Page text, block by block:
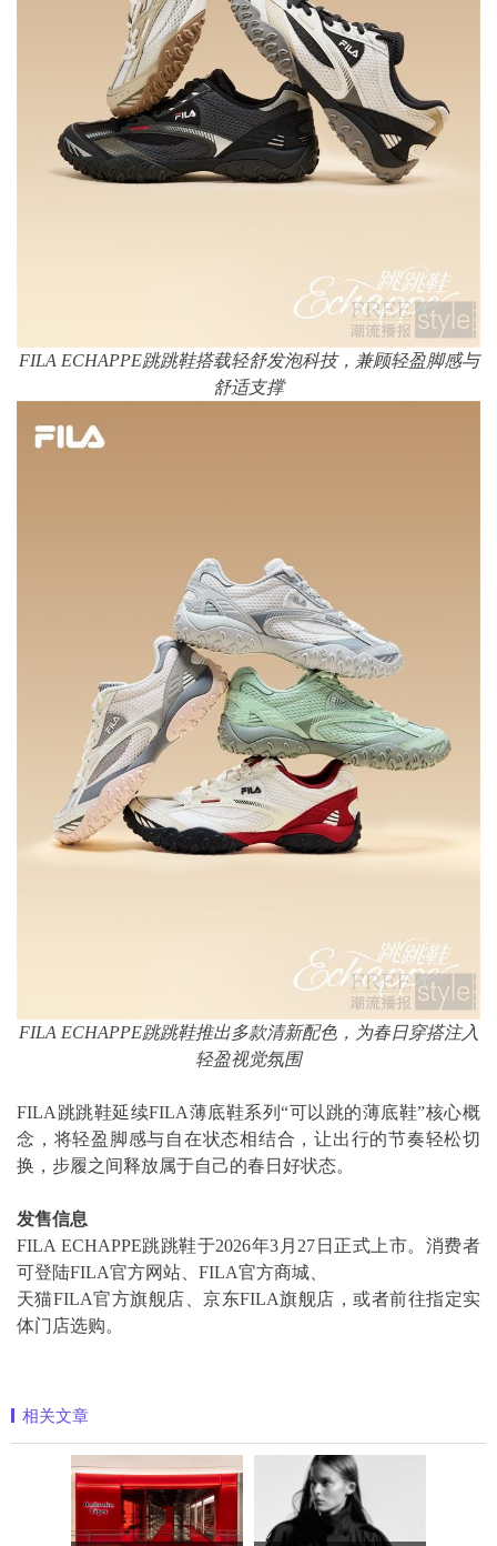
FILA ECHAPPE跳跳鞋搭载轻舒发泡科技，兼顾轻盈脚感与
舒适支撑
FILA ECHAPPE跳跳鞋推出多款清新配色，为春日穿搭注入
轻盈视觉氛围
FILA跳跳鞋延续FILA薄底鞋系列“可以跳的薄底鞋”核心概
念，将轻盈脚感与自在状态相结合，让出行的节奏轻松切
换，步履之间释放属于自己的春日好状态。
发售信息
FILA ECHAPPE跳跳鞋于2026年3月27日正式上市。消费者
可登陆FILA官方网站、FILA官方商城、
天猫FILA官方旗舰店、京东FILA旗舰店，或者前往指定实
体门店选购。
相关文章